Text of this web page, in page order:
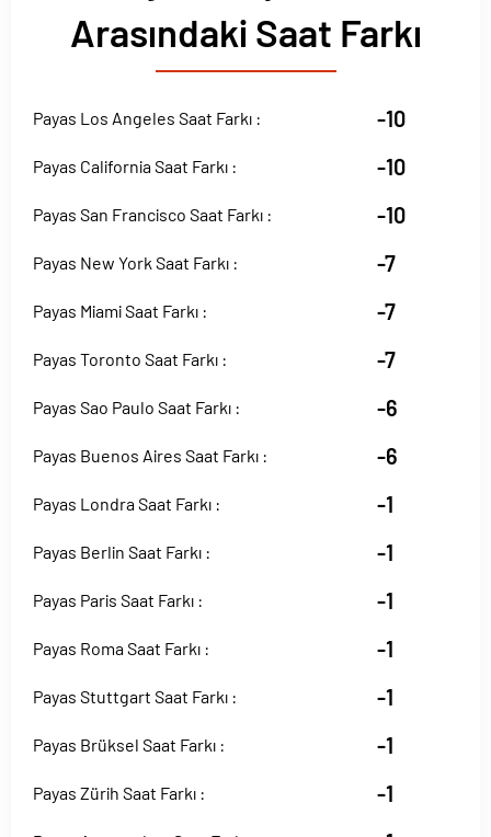
Arasındaki Saat Farkı
Payas Los Angeles Saat Farkı : -10
Payas California Saat Farkı : -10
Payas San Francisco Saat Farkı : -10
Payas New York Saat Farkı : -7
Payas Miami Saat Farkı : -7
Payas Toronto Saat Farkı : -7
Payas Sao Paulo Saat Farkı : -6
Payas Buenos Aires Saat Farkı : -6
Payas Londra Saat Farkı : -1
Payas Berlin Saat Farkı : -1
Payas Paris Saat Farkı : -1
Payas Roma Saat Farkı : -1
Payas Stuttgart Saat Farkı : -1
Payas Brüksel Saat Farkı : -1
Payas Zürih Saat Farkı : -1